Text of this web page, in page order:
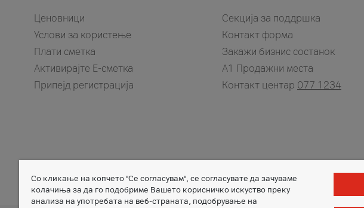
Ценовници
Услови за користење
Плати сметка
Активирајте Е-сметка
Припејд регистрација
Секција за поддршка
Контакт форма
Закажи бизнис состанок
A1 Продажни места
Контакт центар 077 1234
Member of
Со кликање на копчето "Се согласувам", се согласувате да зачуваме
колачиња за да го подобриме Вашето корисничко искуство преку
анализа на употребата на веб-страната, подобрување на